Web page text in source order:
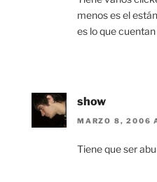
menos es el
es lo que
show
MARZO 8, 2006
Tiene que ser